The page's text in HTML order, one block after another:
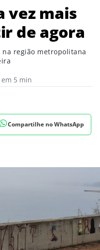
vez mais
de agora
na região metropolitana
5 min
Compartilhe no WhatsApp